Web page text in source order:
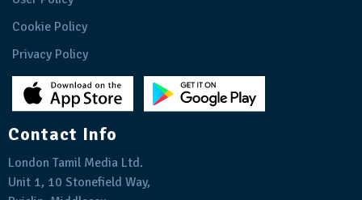
Cookie Policy
Privacy Policy
Contact Info
London Tamil Media Ltd.
Unit 1, 10 Stonefield Way,